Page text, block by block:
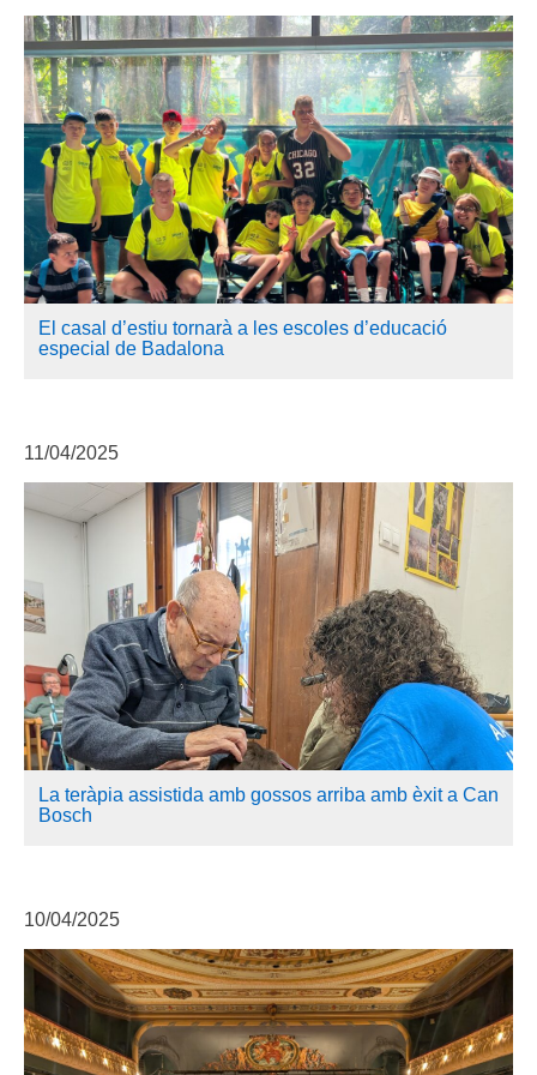
El casal d’estiu tornarà a les escoles d’educació
especial de Badalona
11/04/2025
La teràpia assistida amb gossos arriba amb èxit a Can
Bosch
10/04/2025